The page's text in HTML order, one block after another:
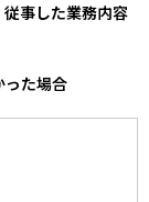
事した業務内容
た場合